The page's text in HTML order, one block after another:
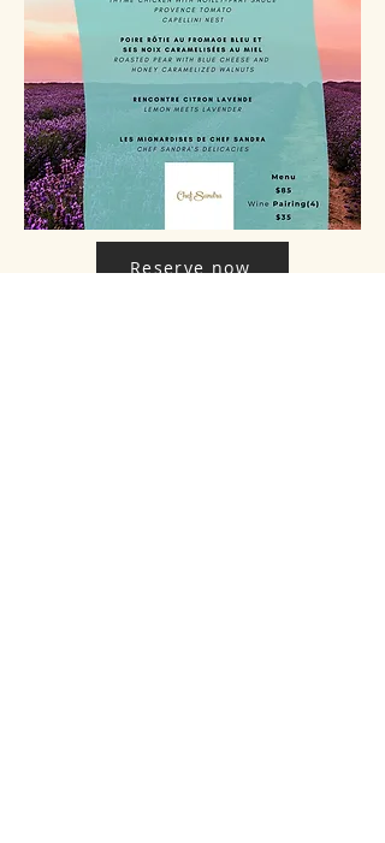
Reserve now